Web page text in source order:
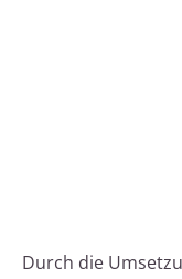
Durch die